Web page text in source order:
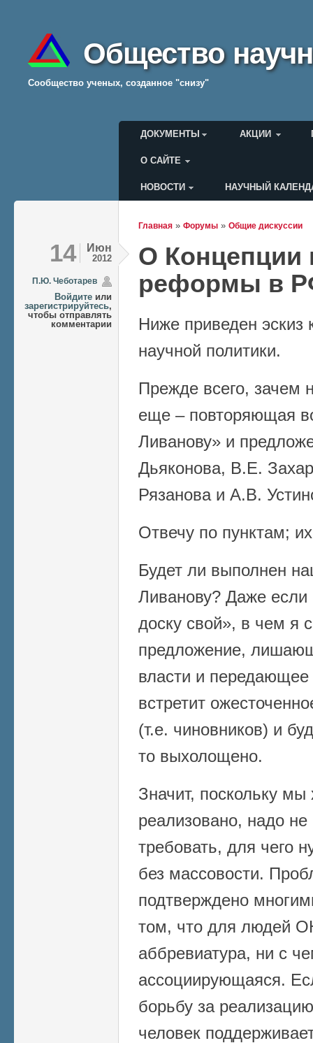
Общество
Cообщество ученых, созданное "снизу"
Главное меню
ДОКУМЕНТЫ АКЦИИ
О САЙТЕ
Меню пользователя
НОВОСТИ НАУЧНЫЙ
Главная » Форумы » Общие дискуссии
14 Июн
2012
П.Ю. Чеботарев
Войдите или
зарегистрируйтесь,
чтобы отправлять
комментарии
О Концепции
реформы в
Ниже приведен
научной политики.
Прежде всего, зачем
еще – повторяющая
Ливанову» и
Дьяконова, В.Е.
Рязанова и А.В.
Отвечу по пунктам;
Будет ли выполнен
Ливанову? Даже
доску свой», в чем я
предложение,
власти и
встретит
(т.е. чиновников) и
то выхолощено.
Значит, поскольку
реализовано, надо не
требовать, для чего
без массовости.
подтверждено
том, что для людей
аббревиатура, ни с
ассоциирующаяся.
борьбу за
человек